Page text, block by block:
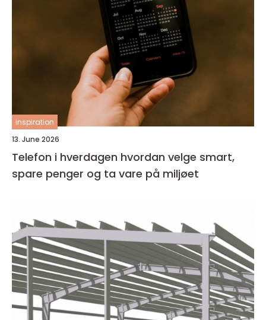
inspiration
13. June 2026
Telefon i hverdagen hvordan velge smart,
spare penger og ta vare på miljøet